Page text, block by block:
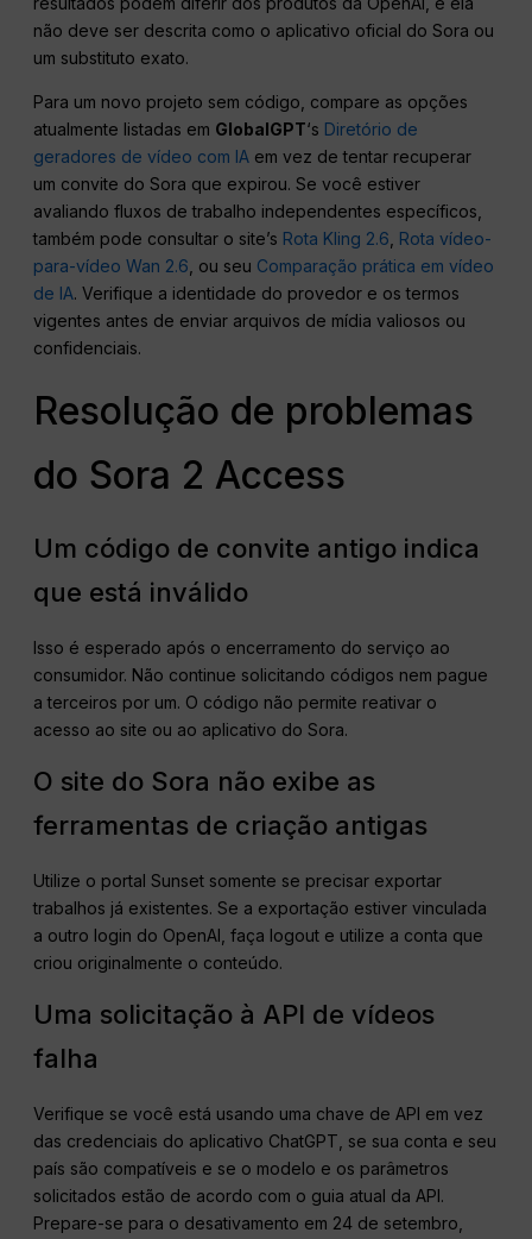
não deve ser descrita como o aplicativo oficial do Sora ou
um substituto exato.
Para um novo projeto sem código, compare as opções
atualmente listadas em GlobalGPT‘s Diretório de
geradores de vídeo com IA em vez de tentar recuperar
um convite do Sora que expirou. Se você estiver
avaliando fluxos de trabalho independentes específicos,
também pode consultar o site’s Rota Kling 2.6 Rota vídeo-
para-vídeo Wan 2.6 , ou seu Comparação prática em vídeo
de IA. Verifique a identidade do provedor e os termos
vigentes antes de enviar arquivos de mídia valiosos ou
confidenciais.
Resolução de problemas
do Sora 2 Access
Um código de convite antigo indica
que está inválido
Isso é esperado após o encerramento do serviço ao
consumidor. Não continue solicitando códigos nem pague
a terceiros por um. O código não permite reativar o
acesso ao site ou ao aplicativo do Sora.
O site do Sora não exibe as
ferramentas de criação antigas
Utilize o portal Sunset somente se precisar exportar
trabalhos já existentes. Se a exportação estiver vinculada
a outro login do OpenAI, faça logout e utilize a conta que
criou originalmente o conteúdo.
Uma solicitação à API de vídeos
falha
Verifique se você está usando uma chave de API em vez
das credenciais do aplicativo ChatGPT, se sua conta e seu
país são compatíveis e se o modelo e os parâmetros
solicitados estão de acordo com o guia atual da API.
Prepare-se para o desativamento em 24 de setembro,